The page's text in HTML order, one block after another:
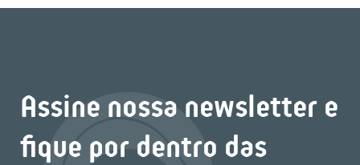
Assine nossa newsletter e
fique por dentro das